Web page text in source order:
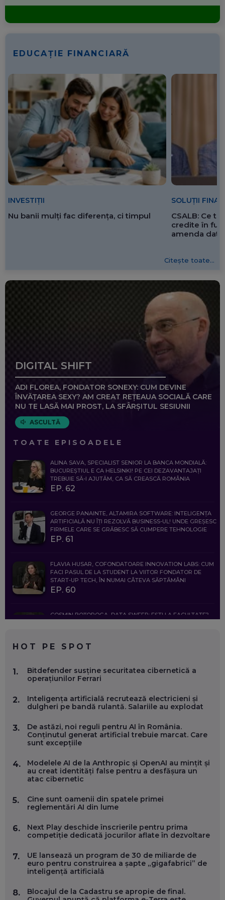
EDUCAȚIE FINANCIARĂ
INVESTIȚII
Nu banii mulți fac diferența, ci timpul
SOLUȚII
CSALB: Ce
credite în
amenda
Citește toate...
DIGITAL SHIFT
ADI FLOREA, FONDATOR SONEXY: CUM DEVINE
ÎNVĂȚAREA SEXY? AM CREAT REȚEAUA SOCIALĂ CARE
NU TE LASĂ MAI PROST, LA SFÂRȘITUL SESIUNII
ASCULTĂ
TOATE EPISOADELE
ALINA SAVA, SPECIALIST SENIOR LA BANCA MONDIALĂ:
BUCUREȘTIUL E CA HELSINKI! PE CEI DEZAVANTAJAȚI
TREBUIE SĂ-I AJUTĂM, CA SĂ CREASCĂ ROMÂNIA
EP. 62
GEORGE PANAINTE, ALTAMIRA SOFTWARE: INTELIGENȚA
ARTIFICIALĂ NU ÎȚI REZOLVĂ BUSINESS-UL! UNDE GREȘESC
FIRMELE CARE SE GRĂBESC SĂ CUMPERE TEHNOLOGIE
EP. 61
FLAVIA HUSAR, COFONDATOARE INNOVATION LABS: CUM
FACI PASUL DE LA STUDENT LA VIITOR FONDATOR DE
START-UP TECH, ÎN NUMAI CÂTEVA SĂPTĂMÂNI
EP. 60
COSMIN BOȚOROGA, DATA SWEEP: EȘTI LA FACULTATE?
FOLOSEȘTI TEHNOLOGIA CA SĂ FII MAI BUN LA JOB. ȘI CUM
SE VA SCHIMBA MUNCA, ÎN URMĂTORII ANI
FOLOSEȘTI TEHNOLOGIA CA SĂ ÎȚI DESCHIZI DRUMUL
CĂTRE ARTĂ, LA NIVEL GLOBAL
EP. 57
ANDREI AVĂDANEI, BIT SENTINEL: CUM ÎȚI PROTEJEZI
EFICIENT VIAȚA ONLINE. ȘI CARE SUNT PRIMII PAȘI ÎNTR-O
CARIERĂ DE „HACKER CU PERMIS”
ÎNVAȚĂ AEO ȘI GEO!
EP. 55
OLIVIU MATEI, HOLISUN: SOFTWARE DE LA CLUJ PENTRU
WASHINGTON, OCHELARI INTELIGENȚI ȘI FERME
EP. 54
HOT PE SPOT
1.
Bitdefender susține securitatea cibernetică a
operațiunilor Ferrari
2.
Inteligența artificială recrutează electricieni și
dulgheri pe bandă rulantă. Salariile au explodat
3.
De astăzi, noi reguli pentru AI în România.
Conținutul generat artificial trebuie marcat. Care
sunt excepțiile
4.
Modelele AI de la Anthropic și OpenAI au mințit și
au creat identități false pentru a desfășura un
atac cibernetic
5.
Cine sunt oamenii din spatele primei
reglementări AI din lume
6.
Next Play deschide înscrierile pentru prima
competiție dedicată jocurilor aflate în dezvoltare
7.
UE lansează un program de 30 de miliarde de
euro pentru construirea a șapte „gigafabrici” de
inteligență artificială
8.
Blocajul de la Cadastru se apropie de final.